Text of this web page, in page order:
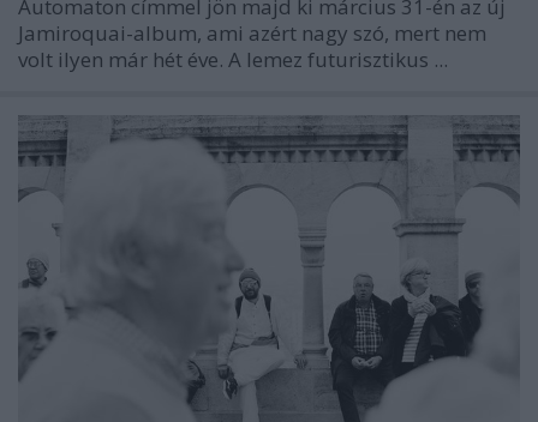
Automaton címmel jön majd ki március 31-én az új
Jamiroquai-album, ami azért nagy szó, mert nem
volt ilyen már hét éve. A lemez futurisztikus ...